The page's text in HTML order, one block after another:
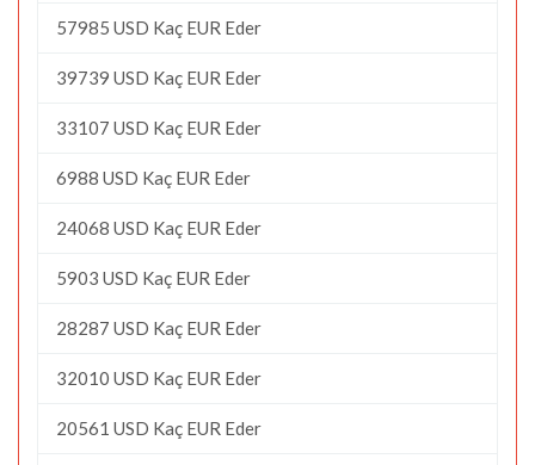
57985 USD Kaç EUR Eder
39739 USD Kaç EUR Eder
33107 USD Kaç EUR Eder
6988 USD Kaç EUR Eder
24068 USD Kaç EUR Eder
5903 USD Kaç EUR Eder
28287 USD Kaç EUR Eder
32010 USD Kaç EUR Eder
20561 USD Kaç EUR Eder